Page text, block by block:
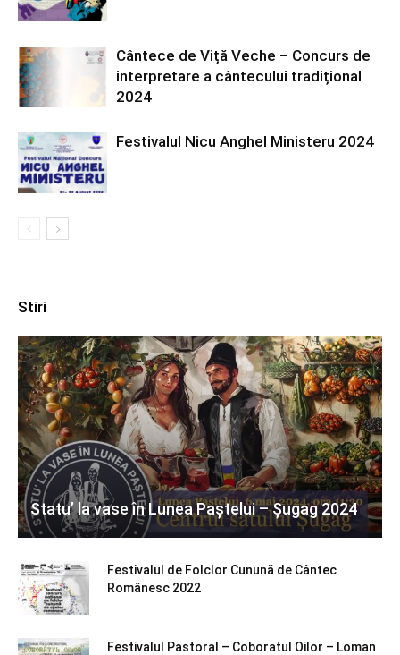
Cântece de Viță Veche – Concurs de
interpretare a cântecului tradițional
2024
Festivalul Nicu Anghel Ministeru 2024
Stiri
Statu’ la vase în Lunea Paștelui – Șugag 2024
Festivalul de Folclor Cunună de Cântec
Românesc 2022
Festivalul Pastoral – Coboratul Oilor – Loman